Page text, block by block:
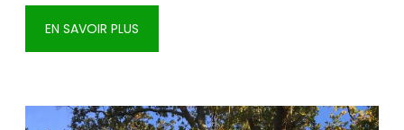
EN SAVOIR PLUS